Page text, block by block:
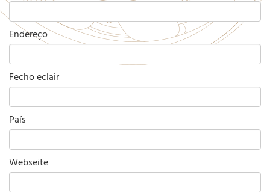
Endereço
Fecho eclair
País
Webseite